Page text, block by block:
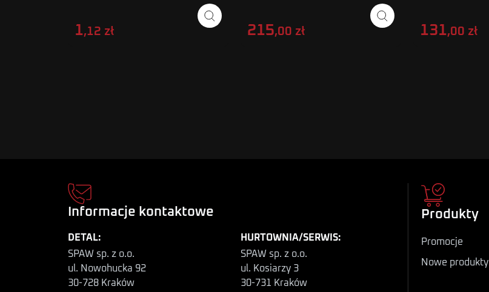
1,12 zł 215,00 zł 131,00 zł
Informacje kontaktowe
DETAL:
SPAW sp. z o.o.
ul. Nowohucka 92
30-728 Kraków
HURTOWNIA/SERWIS:
SPAW sp. z o.o.
ul. Kosiarzy 3
30-731 Kraków
Produkty
Promocje
Nowe produkty